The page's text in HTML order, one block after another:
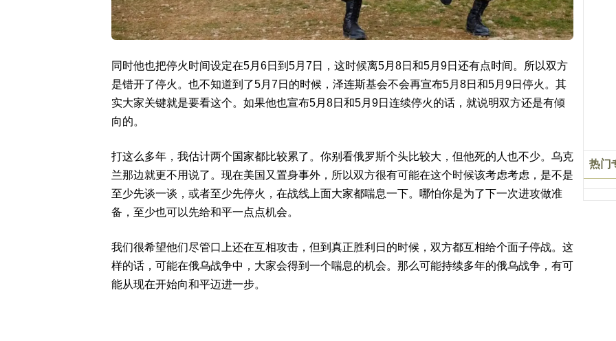
同时他也把停火时间设定在5月6日到5月7日，这时候离5月8日和5月9日还有点时间。所以双方
是错开了停火。也不知道到了5月7日的时候，泽连斯基会不会再宣布5月8日和5月9日停火。其
实大家关键就是要看这个。如果他也宣布5月8日和5月9日连续停火的话，就说明双方还是有倾
向的。
打这么多年，我估计两个国家都比较累了。你别看俄罗斯个头比较大，但他死的人也不少。乌克
兰那边就更不用说了。现在美国又置身事外，所以双方很有可能在这个时候该考虑考虑，是不是
至少先谈一谈，或者至少先停火，在战线上面大家都喘息一下。哪怕你是为了下一次进攻做准
备，至少也可以先给和平一点点机会。
我们很希望他们尽管口上还在互相攻击，但到真正胜利日的时候，双方都互相给个面子停战。这
样的话，可能在俄乌战争中，大家会得到一个喘息的机会。那么可能持续多年的俄乌战争，有可
能从现在开始向和平迈进一步。
热门